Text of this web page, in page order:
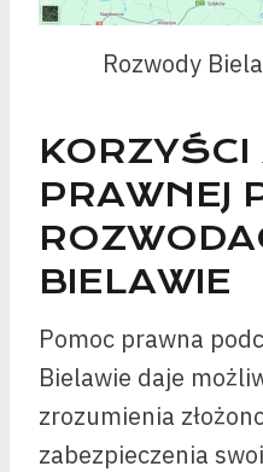
Rozwody
PRAWNEJ
BIELAWIE
Pomoc prawna
Bielawie daje
zrozumienia
zabezpieczenia